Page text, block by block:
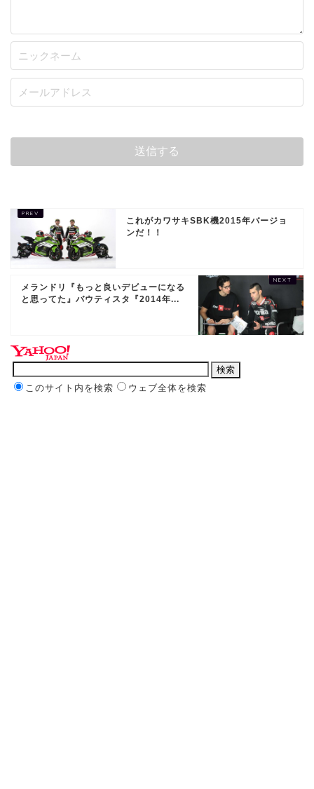
これがカワサキSBK機2015年バージョ
ンだ！！
メランドリ『もっと良いデビューになる
と思ってた』バウティスタ『2014年...
このサイト内を検索 ウェブ全体を検索